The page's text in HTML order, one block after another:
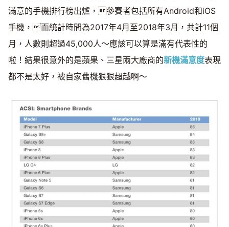
滿意的手機排行榜出爐，參賽者包括所有Android和iOS
手機，而統計時間為2017年4月至2018年3月，共計11個
月，人數則超過45,000人～應該可以算是滿有代表性的
啦！結果很意外的是蘋果、三星兩大廠商的新機滿意度表現
都不是太好，被自家舊機狠狠超越啊～